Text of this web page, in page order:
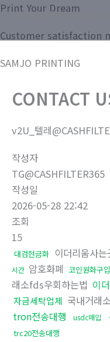
콘
츠
건
Samjo Printing Co.
Print Your Dream
Customer satisfaction
SAMJO PRINTING
CONTACT
v2U_텔레
작성자
TG@CASHFILTER365
작성일
2026-05-28 22:42
조회
15
대검현금화 이더리움사는
시간 암호화폐 코인원화구입
래소fds우회하는법 이
자금세탁업체 국내거래
tron전송대행
usdc매입
trc20전송대행